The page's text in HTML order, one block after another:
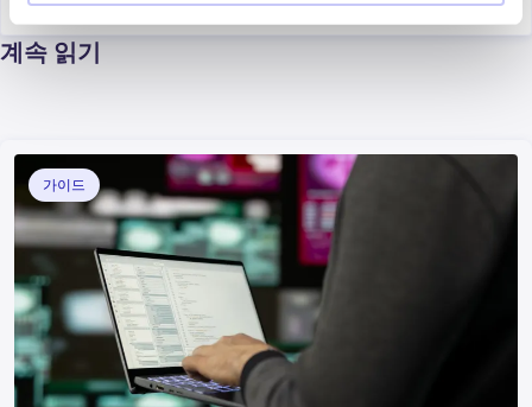
계속 읽기
가이드